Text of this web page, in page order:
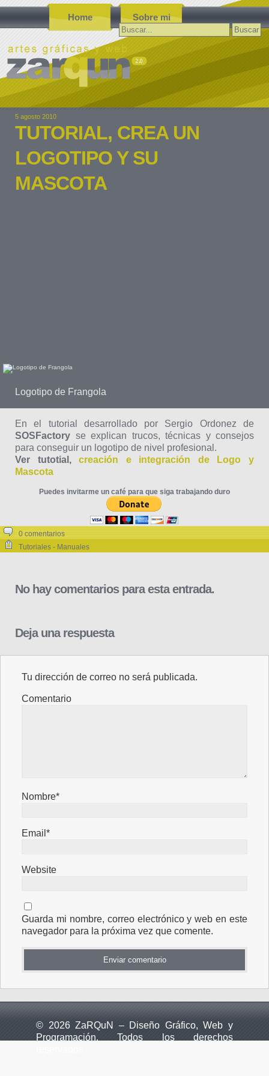
Home Sobre mi
Buscar:
5 agosto 2010
TUTORIAL, CREA UN
LOGOTIPO Y SU
MASCOTA
Logotipo de Frangola
En el tutorial desarrollado por Sergio Ordonez de
SOSFactory se explican trucos, técnicas y consejos
para conseguir un logotipo de nivel profesional.
Ver tutotial,creación e integración de Logo y
Mascota
Puedes invitarme un café para que siga trabajando duro
0 comentarios
Tutoriales - Manuales
No hay comentarios para esta entrada.
Deja una respuesta
Tu dirección de correo no será publicada.
Comentario
Nombre*
Email*
Website
Guarda mi nombre, correo electrónico y web en este
navegador para la próxima vez que comente.
© 2026 ZaRQuN – Diseño Gráfico, Web y
Programación. Todos los derechos